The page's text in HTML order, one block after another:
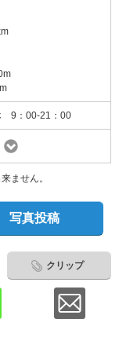
2本）手羽先（1本） 焼
9：00-21：00
ません。
写真投稿
クリップ